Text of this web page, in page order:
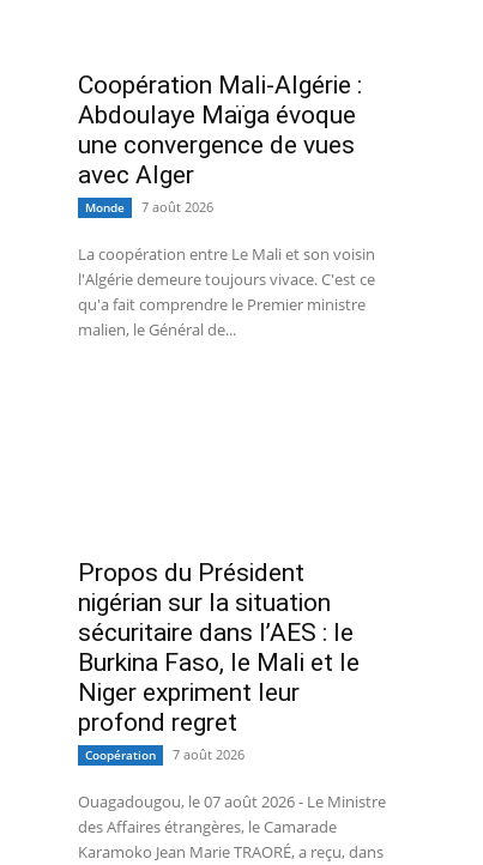
Coopération Mali-Algérie :
Abdoulaye Maïga évoque
une convergence de vues
avec Alger
Monde 7 août 2026
La coopération entre Le Mali et son voisin
l'Algérie demeure toujours vivace. C'est ce
qu'a fait comprendre le Premier ministre
malien, le Général de...
Propos du Président
nigérian sur la situation
sécuritaire dans l’AES : le
Burkina Faso, le Mali et le
Niger expriment leur
profond regret
Coopération 7 août 2026
Ouagadougou, le 07 août 2026 - Le Ministre
des Affaires étrangères, le Camarade
Karamoko Jean Marie TRAORÉ, a reçu, dans